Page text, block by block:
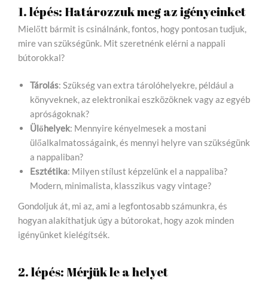
1. lépés: Határozzuk meg az igényeinket
Mielőtt bármit is csinálnánk, fontos, hogy pontosan tudjuk,
mire van szükségünk. Mit szeretnénk elérni a nappali
bútorokkal?
Tárolás: Szükség van extra tárolóhelyekre, például a
könyveknek, az elektronikai eszközöknek vagy az egyéb
apróságoknak?
Ülőhelyek: Mennyire kényelmesek a mostani
ülőalkalmatosságaink, és mennyi helyre van szükségünk
a nappaliban?
Esztétika: Milyen stílust képzelünk el a nappaliba?
Modern, minimalista, klasszikus vagy vintage?
Gondoljuk át, mi az, ami a legfontosabb számunkra, és
hogyan alakíthatjuk úgy a bútorokat, hogy azok minden
igényünket kielégítsék.
2. lépés: Mérjük le a helyet